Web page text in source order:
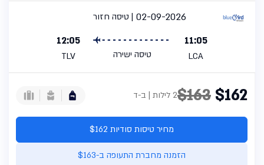
טיסה חזור
02-09-2026
11:05
LCA טיסה ישירה
12:05
TLV
$162
$1632 לילות | ב-ד
מחיר טיסות סודיות $162
הזמנה מחברת התעופה ב-$163